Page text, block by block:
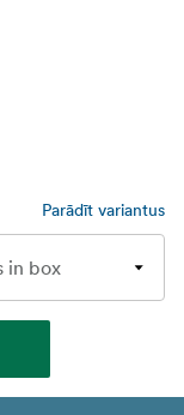
Parādīt variantus